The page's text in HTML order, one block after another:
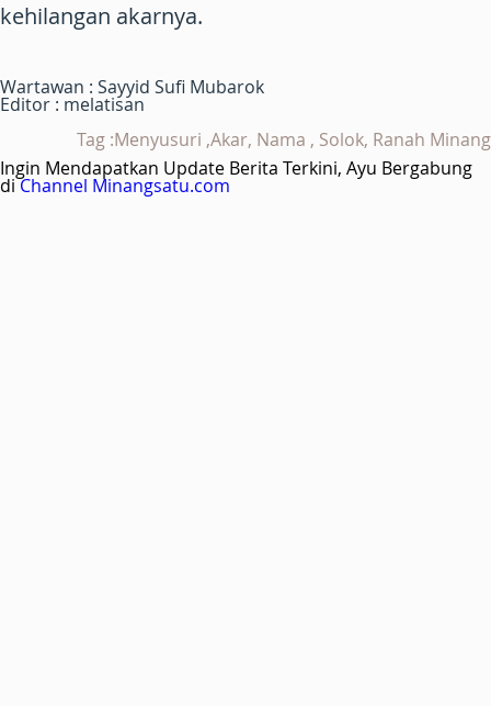
kehilangan akarnya.
Wartawan : Sayyid Sufi Mubarok
Editor : melatisan
Tag :Menyusuri ,Akar, Nama , Solok, Ranah Minang
Ingin Mendapatkan Update Berita Terkini, Ayu Bergabung
diChannel Minangsatu.com